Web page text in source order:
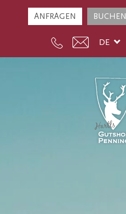
DE
ANFRAGEN BUCHEN